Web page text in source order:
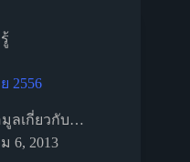
2556
ลเกี่ยวกับ…
6, 2013